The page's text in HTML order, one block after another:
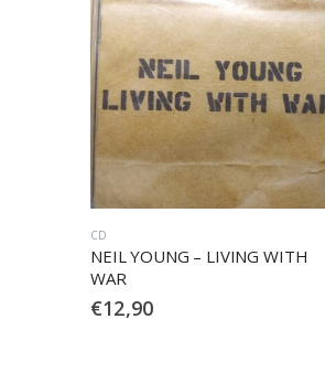
CD
NEIL YOUNG – LIVING WITH
WAR
€12,90